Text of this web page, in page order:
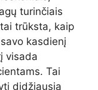
turinčiais
trūksta, kaip
kasdienį
visada
Tai
didžiausią